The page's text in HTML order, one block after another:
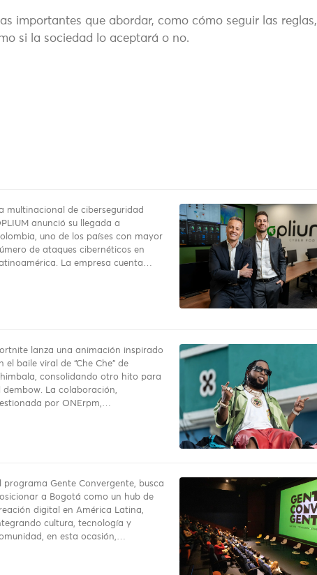
importantes que abordar, como cómo seguir las reglas,
si la sociedad lo aceptará o no.
multinacional de ciberseguridad
anunció su llegada a
uno de los países con mayor
de ataques cibernéticos en
La empresa cuenta…
lanza una animación inspirado
el baile viral de “Che Che” de
consolidando otro hito para
dembow. La colaboración,
por ONErpm,…
programa Gente Convergente, busca
a Bogotá como un hub de
digital en América Latina,
cultura, tecnología y
en esta ocasión,…